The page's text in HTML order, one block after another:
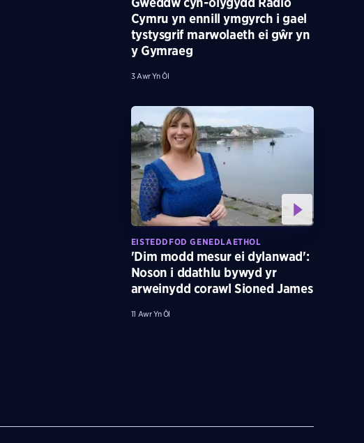
Cymru yn ennill ymgyrch i gael
tystysgrif marwolaeth ei gŵr yn
y Gymraeg
3 Awr Yn Ôl
EISTEDDFOD GENEDLAETHOL
'Dim modd mesur ei dylanwad':
Noson i ddathlu bywyd yr
arweinydd corawl Sioned James
11 Awr Yn Ôl